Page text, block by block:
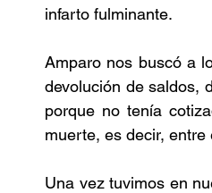
infarto fulminante.
Amparo nos buscó a
devolución de saldos,
porque no tenía
muerte, es decir,
Una vez tuvimos en